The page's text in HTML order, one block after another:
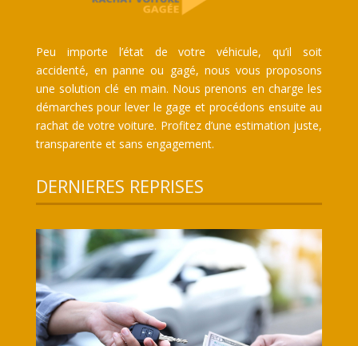
Peu importe l’état de votre véhicule, qu’il soit
accidenté, en panne ou gagé, nous vous proposons
une solution clé en main. Nous prenons en charge les
démarches pour lever le gage et procédons ensuite au
rachat de votre voiture. Profitez d’une estimation juste,
transparente et sans engagement.
DERNIERES REPRISES